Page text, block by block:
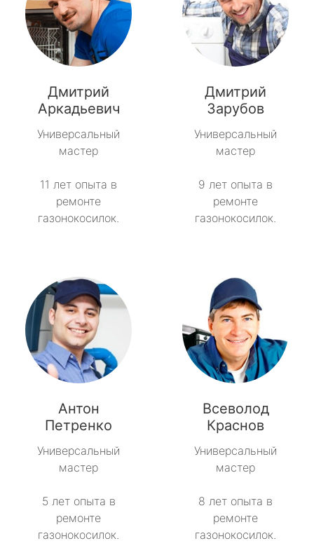
Дмитрий
Аркадьевич
Универсальный
мастер
11 лет опыта в
ремонте
газонокосилок.
Дмитрий
Зарубов
Универсальный
мастер
9 лет опыта в
ремонте
газонокосилок.
Антон
Петренко
Универсальный
мастер
5 лет опыта в
ремонте
газонокосилок.
Всеволод
Краснов
Универсальный
мастер
8 лет опыта в
ремонте
газонокосилок.